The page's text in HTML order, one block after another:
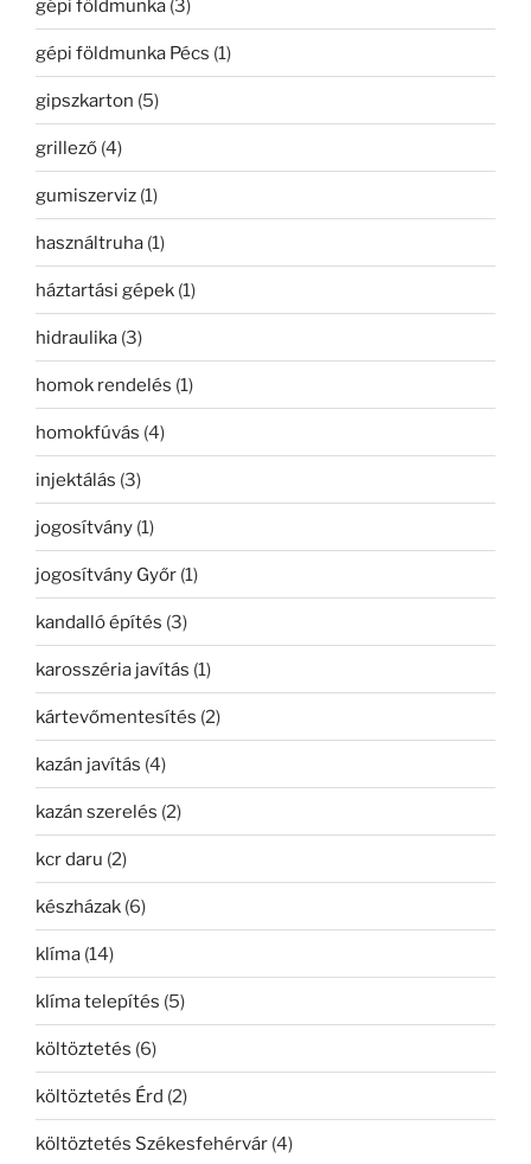
gépi földmunka (3)
gépi földmunka Pécs (1)
gipszkarton (5)
grillező (4)
gumiszerviz (1)
használtruha (1)
háztartási gépek (1)
hidraulika (3)
homok rendelés (1)
homokfúvás (4)
injektálás (3)
jogosítvány (1)
jogosítvány Győr (1)
kandalló építés (3)
karosszéria javítás (1)
kártevőmentesítés (2)
kazán javítás (4)
kazán szerelés (2)
kcr daru (2)
készházak (6)
klíma (14)
klíma telepítés (5)
költöztetés (6)
költöztetés Érd (2)
költöztetés Székesfehérvár (4)